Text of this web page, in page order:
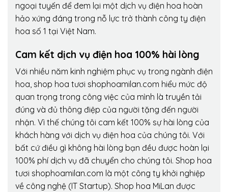
ngoại tuyến để đem lại một dịch vụ điện hoa hoàn
hảo xứng đáng trong nỗ lực trở thành công ty điện
hoa số 1 tại Việt Nam.
Cam kết dịch vụ điện hoa 100% hài lòng
Với nhiều năm kinh nghiệm phục vụ trong ngành điện
hoa, shop hoa tươi shophoamilan.com hiểu mức độ
quan trọng trong công việc của mình là truyền tải
đúng và đủ thông điệp của người tặng đến người
nhận. Vì thế chúng tôi cam kết 100% sự hài lòng của
khách hàng với dịch vụ điện hoa của chúng tôi. Với
bất cứ điều gì không hài lòng bạn đều được hoàn lại
100% phí dịch vụ đã chuyển cho chúng tôi. Shop hoa
tươi shophoamilan.com là một công ty khởi nghiệp
về công nghệ (IT Startup). Shop hoa MiLan được